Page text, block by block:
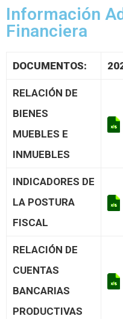
Información
Financiera
DOCUMENTOS:
RELACIÓN DE
BIENES
MUEBLES E
INMUEBLES
INDICADORES DE
LA POSTURA
FISCAL
RELACIÓN DE
CUENTAS
BANCARIAS
PRODUCTIVAS